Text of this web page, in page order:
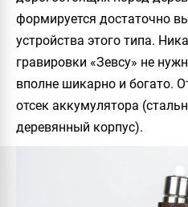
формируется достаточно
устройства этого типа.
гравировки «Зевсу» не
вполне шикарно и богато.
отсек аккумулятора
деревянный корпус).